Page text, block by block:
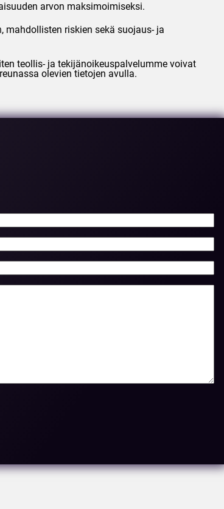
arvon maksimoimiseksi.
mahdollisten riskien sekä suojaus- ja
teollis- ja tekijänoikeuspalvelumme voivat
olevien tietojen avulla.